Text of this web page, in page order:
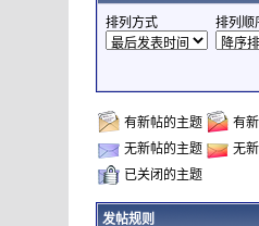
排列方式 排列顺
有新帖的主题
有
无新帖的主题
无
已关闭的主题
发帖规则